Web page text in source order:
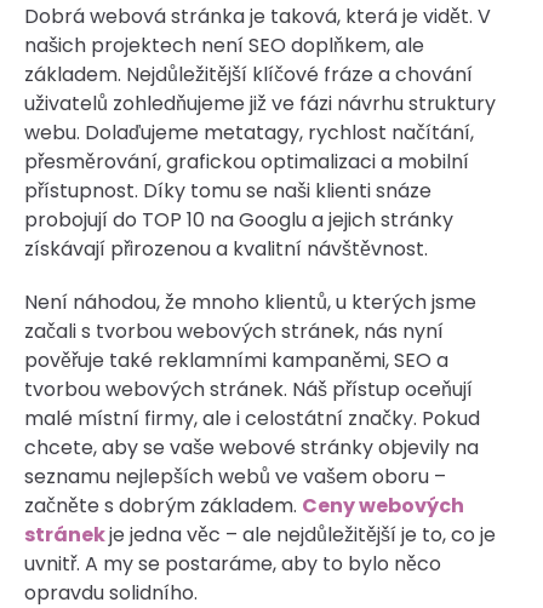
Dobrá webová stránka je taková, která je vidět. V
našich projektech není SEO doplňkem, ale
základem. Nejdůležitější klíčové fráze a chování
uživatelů zohledňujeme již ve fázi návrhu struktury
webu. Dolaďujeme metatagy, rychlost načítání,
přesměrování, grafickou optimalizaci a mobilní
přístupnost. Díky tomu se naši klienti snáze
probojují do TOP 10 na Googlu a jejich stránky
získávají přirozenou a kvalitní návštěvnost.
Není náhodou, že mnoho klientů, u kterých jsme
začali s tvorbou webových stránek, nás nyní
pověřuje také reklamními kampaněmi, SEO a
tvorbou webových stránek. Náš přístup oceňují
malé místní firmy, ale i celostátní značky. Pokud
chcete, aby se vaše webové stránky objevily na
seznamu nejlepších webů ve vašem oboru –
začněte s dobrým základem. Ceny webových
stránekje jedna věc – ale nejdůležitější je to, co je
uvnitř. A my se postaráme, aby to bylo něco
opravdu solidního.